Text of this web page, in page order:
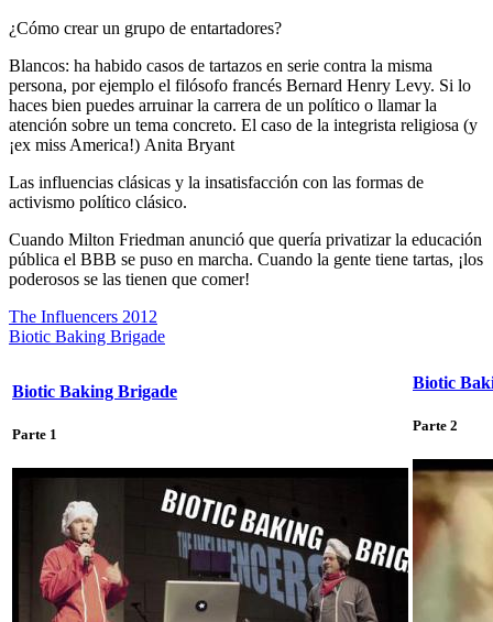
¿Cómo crear un grupo de entartadores?
Blancos: ha habido casos de tartazos en serie contra la misma
persona, por ejemplo el filósofo francés Bernard Henry Levy. Si lo
haces bien puedes arruinar la carrera de un político o llamar la
atención sobre un tema concreto. El caso de la integrista religiosa (y
¡ex miss America!) Anita Bryant
Las influencias clásicas y la insatisfacción con las formas de
activismo político clásico.
Cuando Milton Friedman anunció que quería privatizar la educación
pública el BBB se puso en marcha. Cuando la gente tiene tartas, ¡los
poderosos se las tienen que comer!
The Influencers 2012
Biotic Baking Brigade
Biotic Baking Brigade
Parte 1
Biotic
Parte 2